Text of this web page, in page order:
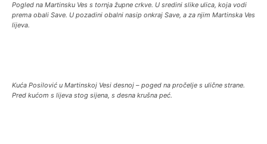
Pogled na Martinsku Ves s tornja župne crkve. U sredini slike ulica, koja vodi
prema obali Save. U pozadini obalni nasip onkraj Save, a za njim Martinska Ves
lijeva.
Kuća Posilović u Martinskoj Vesi desnoj – poged na pročelje s ulične strane.
Pred kućom s lijeva stog sijena, s desna krušna peć.